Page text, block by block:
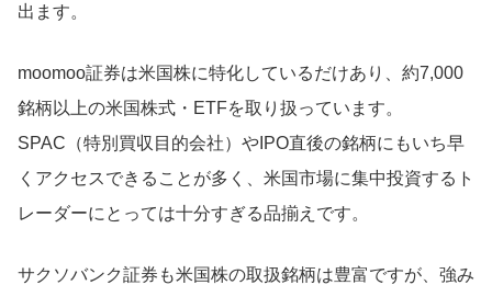
出ます。
moomoo証券は米国株に特化しているだけあり、約7,000
銘柄以上の米国株式・ETFを取り扱っています。
SPAC（特別買収目的会社）やIPO直後の銘柄にもいち早
くアクセスできることが多く、米国市場に集中投資するト
レーダーにとっては十分すぎる品揃えです。
サクソバンク証券も米国株の取扱銘柄は豊富ですが、強み